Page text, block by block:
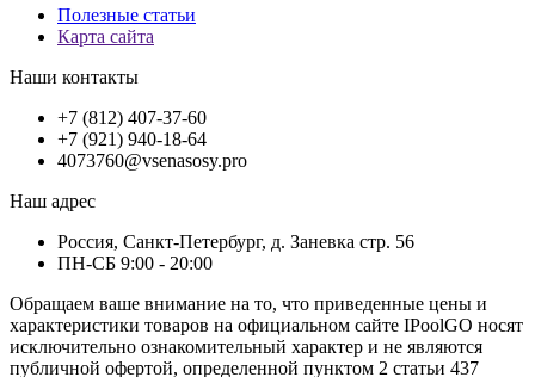
Полезные статьи
Карта сайта
Наши контакты
+7 (812) 407-37-60
+7 (921) 940-18-64
4073760@vsenasosy.pro
Наш адрес
Россия, Санкт-Петербург, д. Заневка стр. 56
ПН-СБ 9:00 - 20:00
Обращаем ваше внимание на то, что приведенные цены и
характеристики товaров на официальном сайте IPoolGO носят
исключитeльно ознакомительный характер и не являютcя
публичной офертой, опрeделенной пунктoм 2 стaтьи 437